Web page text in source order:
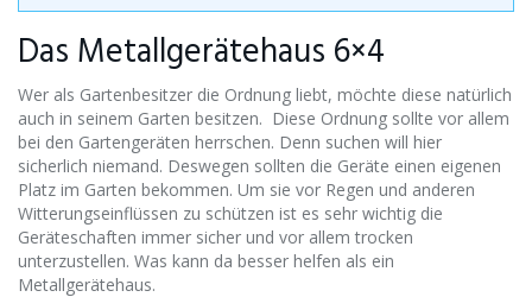
Das Metallgerätehaus 6×4
Wer als Gartenbesitzer die Ordnung liebt, möchte diese natürlich
auch in seinem Garten besitzen. Diese Ordnung sollte vor allem
bei den Gartengeräten herrschen. Denn suchen will hier
sicherlich niemand. Deswegen sollten die Geräte einen eigenen
Platz im Garten bekommen. Um sie vor Regen und anderen
Witterungseinflüssen zu schützen ist es sehr wichtig die
Geräteschaften immer sicher und vor allem trocken
unterzustellen. Was kann da besser helfen als ein
Metallgerätehaus.